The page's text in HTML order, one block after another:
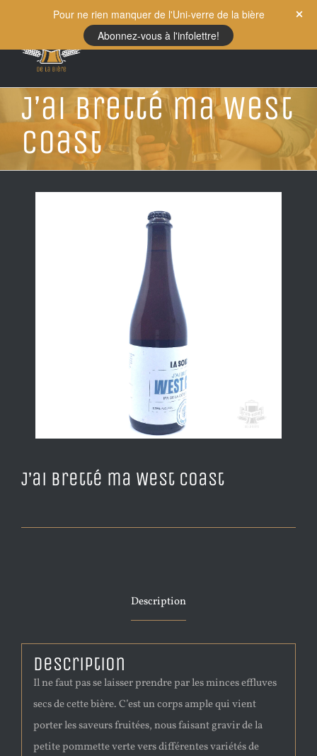
content
J’ai Bretté ma West
Coast
J’ai Bretté ma West Coast
Description
Description
Il ne faut pas se laisser prendre par les minces effluves
secs de cette bière. C’est un corps ample qui vient
porter les saveurs fruitées, nous faisant gravir de la
petite pommette verte vers différentes variétés de
Pour ne rien manquer de l'Uni-verre de la bière
Abonnez-vous à l'infolettre!